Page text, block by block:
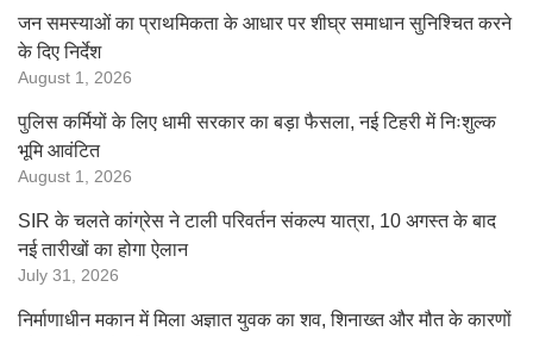
जन समस्याओं का प्राथमिकता के आधार पर शीघ्र समाधान सुनिश्चित करने
के दिए निर्देश
August 1, 2026
पुलिस कर्मियों के लिए धामी सरकार का बड़ा फैसला, नई टिहरी में निःशुल्क
भूमि आवंटित
August 1, 2026
SIR के चलते कांग्रेस ने टाली परिवर्तन संकल्प यात्रा, 10 अगस्त के बाद
नई तारीखों का होगा ऐलान
July 31, 2026
निर्माणाधीन मकान में मिला अज्ञात युवक का शव, शिनाख्त और मौत के कारणों